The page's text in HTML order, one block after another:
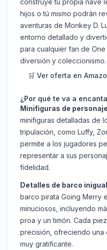
construye tu propia nave
hijos o tú mismo podrán
aventuras de Monkey D.
entorno detallado y
para cualquier fan de
diversión y coleccionismo.
🛒 Ver oferta en
¿Por qué te va a
Minifiguras de
minifiguras detalladas de
tripulación, como Luffy,
permite a los jugadores
representar a sus
fidelidad.
Detalles de barco
barco pirata Going Merry
minuciosos, incluyendo
proa y un timón. Cada
precisión, ofreciendo
muy gratificante.